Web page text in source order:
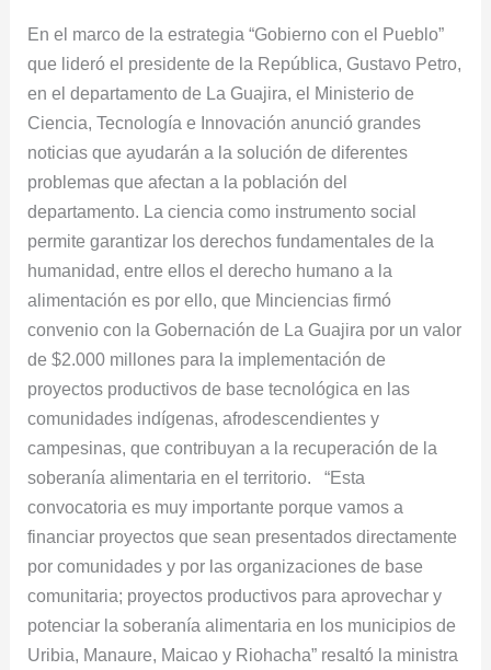
En el marco de la estrategia “Gobierno con el Pueblo”
que lideró el presidente de la República, Gustavo Petro,
en el departamento de La Guajira, el Ministerio de
Ciencia, Tecnología e Innovación anunció grandes
noticias que ayudarán a la solución de diferentes
problemas que afectan a la población del
departamento. La ciencia como instrumento social
permite garantizar los derechos fundamentales de la
humanidad, entre ellos el derecho humano a la
alimentación es por ello, que Minciencias firmó
convenio con la Gobernación de La Guajira por un valor
de $2.000 millones para la implementación de
proyectos productivos de base tecnológica en las
comunidades indígenas, afrodescendientes y
campesinas, que contribuyan a la recuperación de la
soberanía alimentaria en el territorio. “Esta
convocatoria es muy importante porque vamos a
financiar proyectos que sean presentados directamente
por comunidades y por las organizaciones de base
comunitaria; proyectos productivos para aprovechar y
potenciar la soberanía alimentaria en los municipios de
Uribia, Manaure, Maicao y Riohacha” resaltó la ministra
investigación
y
el
conocimiento
en
La
Guajira